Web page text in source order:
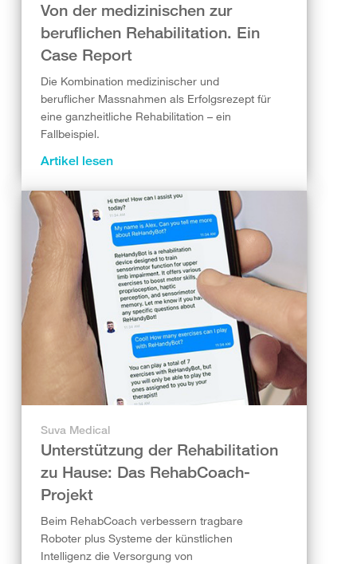
Von der medizinischen zur
beruflichen Rehabilitation. Ein
Case Report
Die Kombination medizinischer und
beruflicher Massnahmen als Erfolgsrezept für
eine ganzheitliche Rehabilitation – ein
Fallbeispiel.
Artikel lesen
Suva Medical
Unterstützung der Rehabilitation
zu Hause: Das RehabCoach-
Projekt
Beim RehabCoach verbessern tragbare
Roboter plus Systeme der künstlichen
Intelligenz die Versorgung von